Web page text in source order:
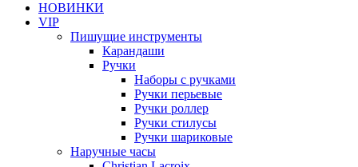
НОВИНКИ
VIP
Пишущие инструменты
Карандаши
Ручки
Наборы с ручками
Ручки перьевые
Ручки роллер
Ручки стилусы
Ручки шариковые
Наручные часы